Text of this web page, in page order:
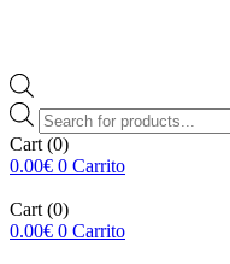
Búsqueda
de
productos
Cart (0)
0.00€ 0 Carrito
Cart (0)
0.00€ 0 Carrito